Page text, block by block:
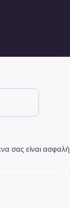
σας είναι ασφαλή